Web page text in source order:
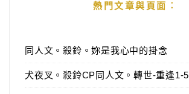
熱門文章與頁面︰
同人文。殺鈴。妳是我心中的掛念
犬夜叉。殺鈴CP同人文。轉世-重逢1-5